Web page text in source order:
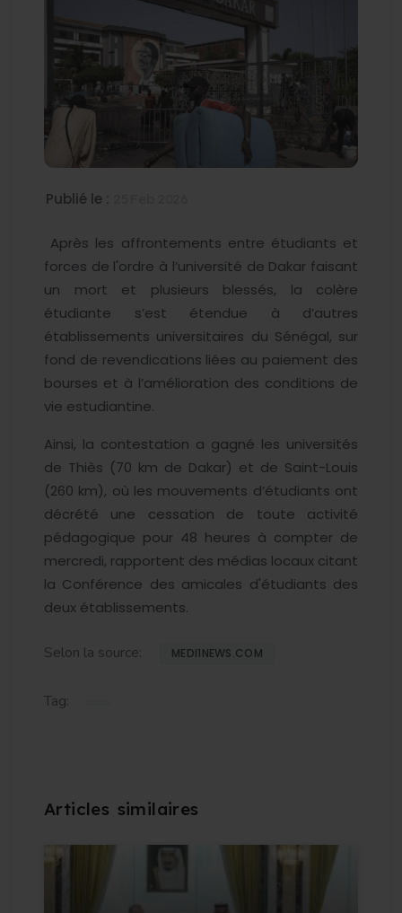
Publié le :
Après les affrontements entre étudiants et
forces de l'ordre à l’université de Dakar faisant
un mort et plusieurs blessés, la colère
étudiante s’est étendue à d’autres
établissements universitaires du Sénégal, sur
fond de revendications liées au paiement des
bourses et à l’amélioration des conditions de
vie estudiantine.
Ainsi, la contestation a gagné les universités
de Thiès (70 km de Dakar) et de Saint-Louis
(260 km), où les mouvements d’étudiants ont
décrété une cessation de toute activité
pédagogique pour 48 heures à compter de
mercredi, rapportent des médias locaux citant
la Conférence des amicales d'étudiants des
deux établissements.
Selon la source: MEDI1NEWS.COM
Tag: